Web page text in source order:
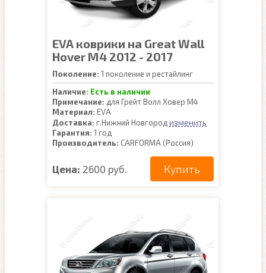
EVA коврики на Great Wall
Hover M4 2012 - 2017
Поколение: 1 поколение и рестайлинг
Наличие: Есть в наличии
Примечание: для Грейт Волл Ховер М4
Материал: EVA
Доставка: г.Нижний Новгород изменить
Гарантия: 1 год
Производитель: CARFORMA (Россия)
Цена: 2600 руб. Купить